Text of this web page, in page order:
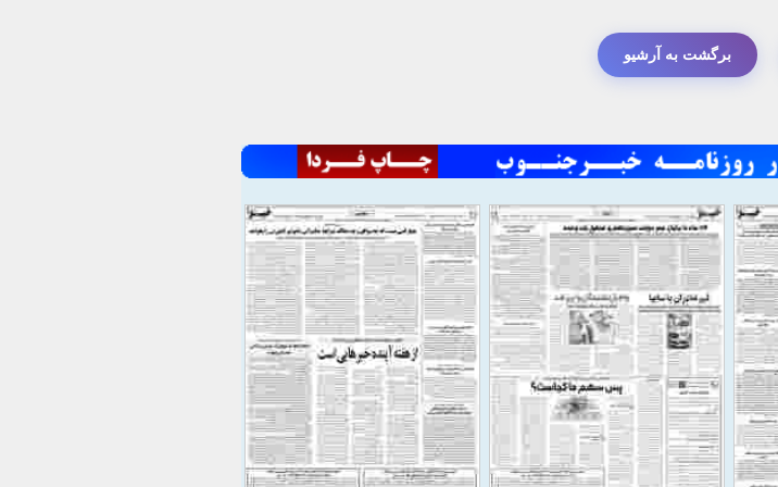
برگشت به آرشیو